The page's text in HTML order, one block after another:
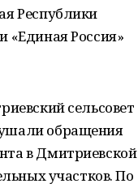
Республики
«Единая Россия»
сельсовет
обращения
в Дмитриевской
участков. По